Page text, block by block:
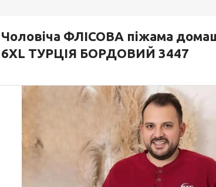
Чоловіча ФЛІСОВА піжама
6XL ТУРЦІЯ БОРДОВИЙ 3447